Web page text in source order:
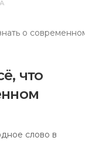
что
слово в